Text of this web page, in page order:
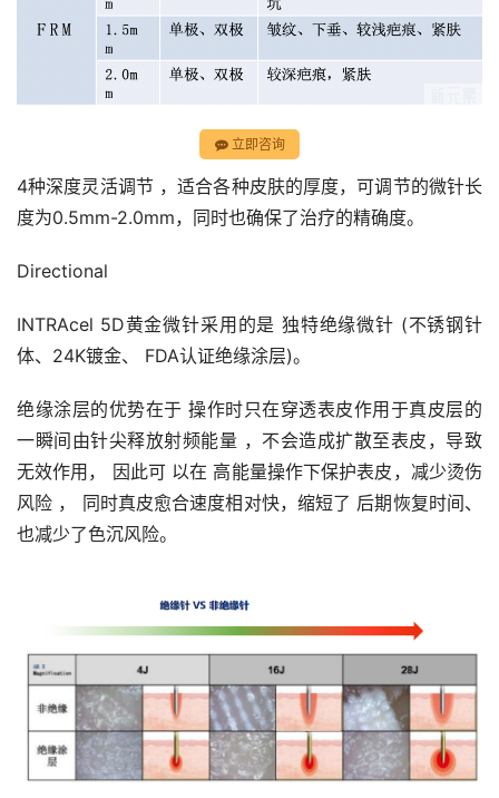
立即咨询
4种深度灵活调节 ，适合各种皮肤的厚度，可调节的微针长
度为0.5mm-2.0mm，同时也确保了治疗的精确度。
Directional
INTRAcel 5D黄金微针采用的是 独特绝缘微针 (不锈钢针
体、24K镀金、 FDA认证绝缘涂层)。
绝缘涂层的优势在于 操作时只在穿透表皮作用于真皮层的
一瞬间由针尖释放射频能量 ，不会造成扩散至表皮，导致
无效作用， 因此可 以在 高能量操作下保护表皮，减少烫伤
风险 ， 同时真皮愈合速度相对快，缩短了 后期恢复时间、
也减少了色沉风险。